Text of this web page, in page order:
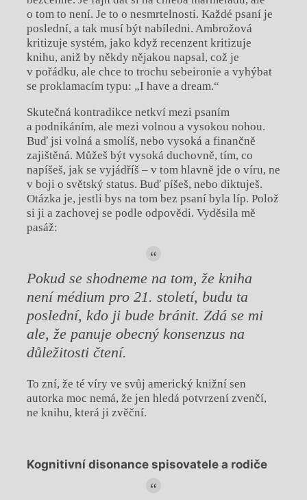
o tom to není. Je to o nesmrtelnosti. Každé psaní je
poslední, a tak musí být nabíledni. Ambrožová
kritizuje systém, jako když recenzent kritizuje
knihu, aniž by někdy nějakou napsal, což je
v pořádku, ale chce to trochu sebeironie a vyhýbat
se proklamacím typu: „I have a dream.“
Skutečná kontradikce netkví mezi psaním
a podnikáním, ale mezi volnou a vysokou nohou.
Buď jsi volná a smolíš, nebo vysoká a finančně
zajištěná. Můžeš být vysoká duchovně, tím, co
napíšeš, jak se vyjádříš – v tom hlavně jde o víru, ne
v boji o světský status. Buď píšeš, nebo diktuješ.
Otázka je, jestli bys na tom bez psaní byla líp. Polož
si ji a zachovej se podle odpovědi. Vyděsila mě
pasáž:
Pokud se shodneme na tom, že kniha
není médium pro 21. století, budu ta
poslední, kdo ji bude bránit. Zdá se mi
ale, že panuje obecný konsenzus na
důležitosti čtení.
To zní, že té víry ve svůj americký knižní sen
autorka moc nemá, že jen hledá potvrzení zvenčí,
ne knihu, která ji zvěční.
Kognitivní disonance spisovatele a rodiče